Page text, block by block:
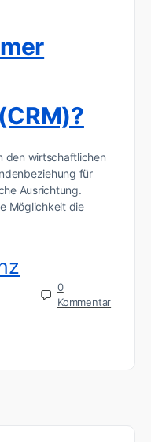
den wirtschaftlichen
für
Ausrichtung.
Möglichkeit die
0
Kommentar